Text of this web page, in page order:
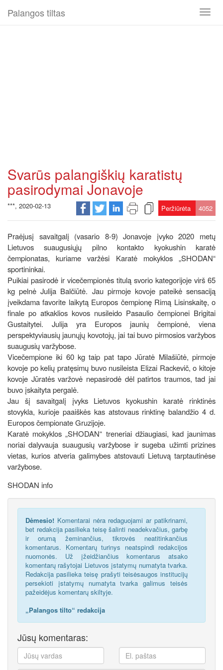
Toggle
Palangos tiltas
Svarūs palangiškių karatistų
pasirodymai Jonavoje
***, 2020-02-13 Peržiūrėta 4052
Praėjusį savaitgalį (vasario 8-9) Jonavoje įvyko 2020 metų
Lietuvos suaugusiųjų pilno kontakto kyokushin karatė
čempionatas, kuriame varžėsi Karatė mokyklos „SHODAN“
sportininkai.
Puikiai pasirodė ir vicečempionės titulą svorio kategorijoje virš 65
kg pelnė Julija Balčiūtė. Jau pirmoje kovoje pateikė sensaciją
įveikdama favorite laikytą Europos čempionę Rimą Lisinskaitę, o
finale po atkaklios kovos nusileido Pasaulio čempionei Brigitai
Gustaitytei. Julija yra Europos jaunių čempionė, viena
perspektyviausių jaunųjų kovotojų, jai tai buvo pirmosios varžybos
suaugusių varžybose.
Vicečempione iki 60 kg taip pat tapo Jūratė Milašiūtė, pirmoje
kovoje po kelių pratęsimų buvo nusileista Elizai Rackevič, o kitoje
kovoje Jūratės varžovė nepasirodė dėl patirtos traumos, tad jai
buvo įskaityta pergalė.
Jau šį savaitgalį įvyks Lietuvos kyokushin karatė rinktinės
stovykla, kurioje paaiškės kas atstovaus rinktinę balandžio 4 d.
Europos čempionate Gruzijoje.
Karatė mokyklos „SHODAN“ treneriai džiaugiasi, kad jaunimas
noriai dalyvauja suaugusių varžybose ir sugeba užimti prizines
vietas, kurios atveria galimybes atstovauti Lietuvą tarptautinėse
varžybose.
SHODAN info
Dėmesio! Komentarai nėra redaguojami ar patikrinami,
bet redakcija pasilieka teisę šalinti neadekvačius, garbę
ir orumą žeminančius, tikrovės neatitinkančius
komentarus. Komentarų turinys neatspindi redakcijos
nuomonės. Už įžeidžiančius komentarus atsako
komentarų rašytojai Lietuvos įstatymų numatyta tvarka.
Redakcija pasilieka teisę prašyti teisėsaugos institucijų
persekioti įstatymų numatyta tvarka galimus teisės
pažeidėjus komentarų skiltyje.
„Palangos tilto“ redakcija
Jūsų komentaras: